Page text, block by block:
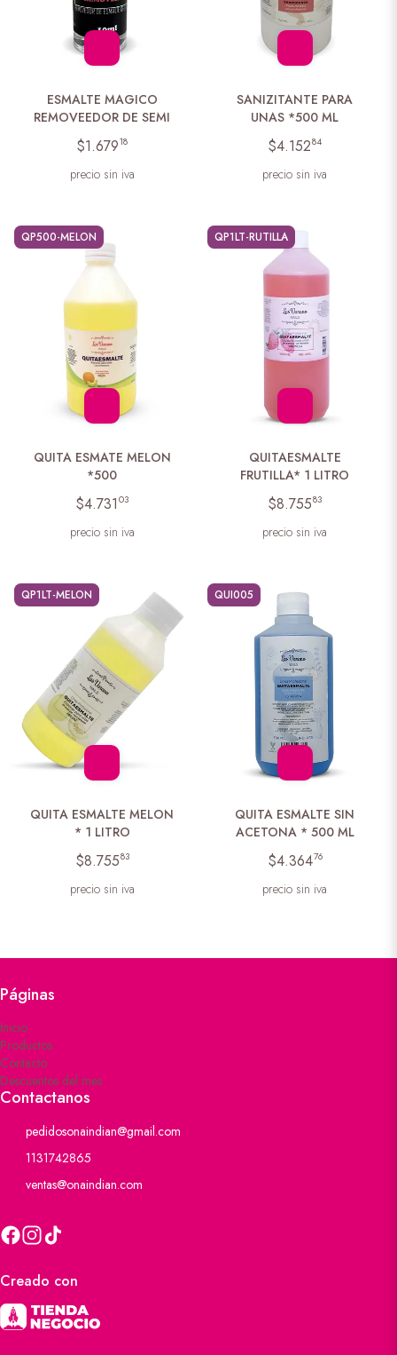
ESMALTE MAGICO
REMOVEEDOR DE SEMI
$1.67918
precio sin iva
SANIZITANTE PARA
UNAS *500 ML
$4.15284
precio sin iva
QP500-MELON
QUITA ESMATE MELON
*500
$4.731 03
precio sin iva
QP1LT-RUTILLA
QUITAESMALTE
FRUTILLA* 1 LITRO
$8.75583
precio sin iva
QP1LT-MELON
QUITA ESMALTE MELON
* 1 LITRO
$8.75583
precio sin iva
QUI005
QUITA ESMALTE SIN
ACETONA * 500 ML
$4.36476
precio sin iva
Páginas
Inicio
Productos
Contacto
Descuentos del mes
Contactanos
pedidosonaindian@gmail.com
1131742865
ventas@onaindian.com
Creado con